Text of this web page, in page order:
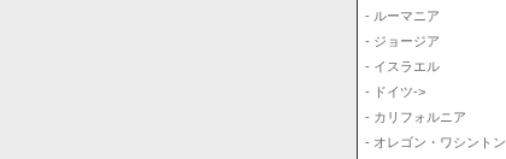
- ルーマニア
- ジョージア
- イスラエル
- ドイツ->
- カリフォルニア
- オレゴン・ワシントン